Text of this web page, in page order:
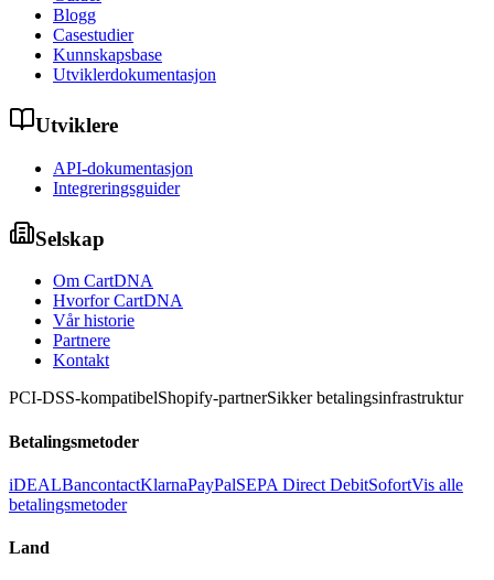
Blogg
Casestudier
Kunnskapsbase
Utviklerdokumentasjon
Utviklere
API-dokumentasjon
Integreringsguider
Selskap
Om CartDNA
Hvorfor CartDNA
Vår historie
Partnere
Kontakt
PCI-DSS-kompatibelShopify-partnerSikker betalingsinfrastruktur
Betalingsmetoder
iDEALBancontactKlarnaPayPalSEPA Direct DebitSofortVis alle
betalingsmetoder
Land